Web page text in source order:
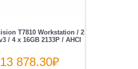
T7810 Workstation / 2
/ 4 x 16GB 2133P / AHCI
878.30₽